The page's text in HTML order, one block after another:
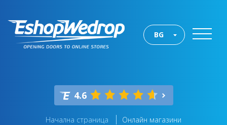
BG
4.6
Начална страница Онлайн магазини